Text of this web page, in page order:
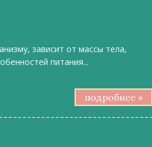
зависит от массы тела,
питания...
подробнее »